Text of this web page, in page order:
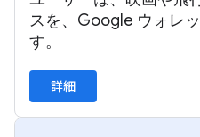
スを、Google ウォレ
す。
詳細